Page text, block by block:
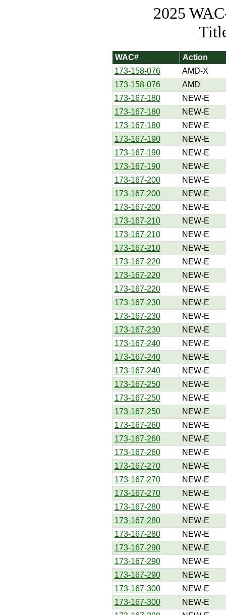
2025
WAC#
Action
173-158-076
AMD-X
173-158-076
AMD
173-167-180
NEW-E
173-167-180
NEW-E
173-167-180
NEW-E
173-167-190
NEW-E
173-167-190
NEW-E
173-167-190
NEW-E
173-167-200
NEW-E
173-167-200
NEW-E
173-167-200
NEW-E
173-167-210
NEW-E
173-167-210
NEW-E
173-167-210
NEW-E
173-167-220
NEW-E
173-167-220
NEW-E
173-167-220
NEW-E
173-167-230
NEW-E
173-167-230
NEW-E
173-167-230
NEW-E
173-167-240
NEW-E
173-167-240
NEW-E
173-167-240
NEW-E
173-167-250
NEW-E
173-167-250
NEW-E
173-167-250
NEW-E
173-167-260
NEW-E
173-167-260
NEW-E
173-167-260
NEW-E
173-167-270
NEW-E
173-167-270
NEW-E
173-167-270
NEW-E
173-167-280
NEW-E
173-167-280
NEW-E
173-167-280
NEW-E
173-167-290
NEW-E
173-167-290
NEW-E
173-167-290
NEW-E
173-167-300
NEW-E
173-167-300
NEW-E